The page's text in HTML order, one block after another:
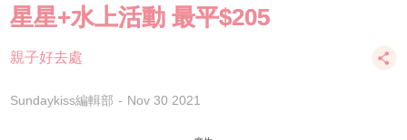
星星+水上活動 最平$205
親子好去處
Sundaykiss編輯部 Nov 30 2021